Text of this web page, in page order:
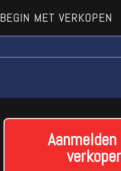
BEGIN MET VERKOPEN
verkoper